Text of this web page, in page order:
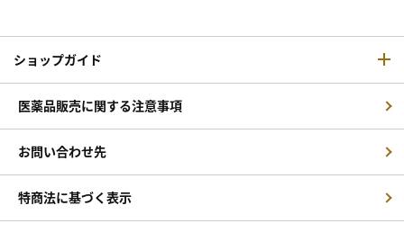
ショップガイド
医薬品販売に関する注意事項
お問い合わせ先
特商法に基づく表示